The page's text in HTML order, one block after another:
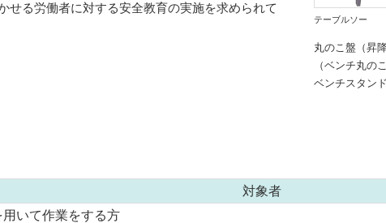
せる労働者に対する安全教育の実施を求められて
テーブルソー
丸のこ盤（昇
（ベンチ丸の
ベンチスタン
対象者
用いて作業をする方